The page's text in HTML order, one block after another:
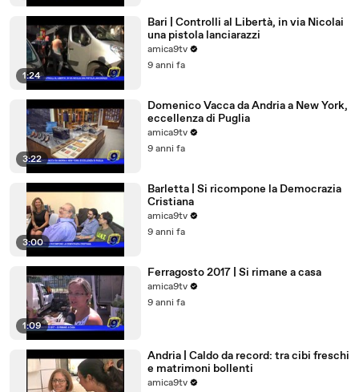
1:24
Bari | Controlli al Libertà, in via Nicolai
una pistola lanciarazzi
amica9tv
9 anni fa
3:22
Domenico Vacca da Andria a New York,
eccellenza di Puglia
amica9tv
9 anni fa
3:00
Barletta | Si ricompone la Democrazia
Cristiana
amica9tv
9 anni fa
1:09
Ferragosto 2017 | Si rimane a casa
amica9tv
9 anni fa
Andria | Caldo da record: tra cibi freschi
e matrimoni bollenti
amica9tv